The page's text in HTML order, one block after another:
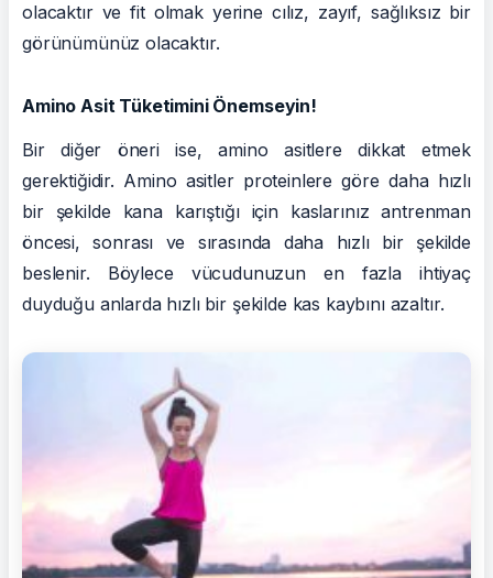
olacaktır ve fit olmak yerine cılız, zayıf, sağlıksız bir
görünümünüz olacaktır.
Amino Asit Tüketimini Önemseyin!
Bir diğer öneri ise, amino asitlere dikkat etmek
gerektiğidir. Amino asitler proteinlere göre daha hızlı
bir şekilde kana karıştığı için kaslarınız antrenman
öncesi, sonrası ve sırasında daha hızlı bir şekilde
beslenir. Böylece vücudunuzun en fazla ihtiyaç
duyduğu anlarda hızlı bir şekilde kas kaybını azaltır.